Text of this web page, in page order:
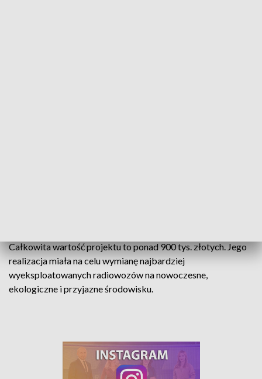
Całkowita wartość projektu to ponad 900 tys. złotych. Jego
realizacja miała na celu wymianę najbardziej
wyeksploatowanych radiowozów na nowoczesne,
ekologiczne i przyjazne środowisku.